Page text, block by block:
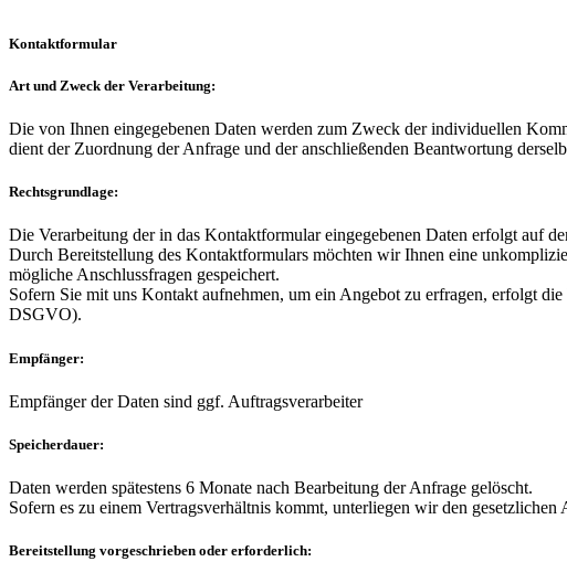
Kontaktformular
Art und Zweck der Verarbeitung:
Die von Ihnen eingegebenen Daten werden zum Zweck der individuellen
dient der Zuordnung der Anfrage und der anschließenden Beantwortung
Rechtsgrundlage:
Die Verarbeitung der in das Kontaktformular eingegebenen Daten erfolgt auf
Durch Bereitstellung des Kontaktformulars möchten wir Ihnen eine
mögliche Anschlussfragen gespeichert.
Sofern Sie mit uns Kontakt aufnehmen, um ein Angebot zu erfragen, erfolgt
DSGVO).
Empfänger:
Empfänger der Daten sind ggf. Auftragsverarbeiter
Speicherdauer:
Daten werden spätestens 6 Monate nach Bearbeitung der Anfrage gelöscht.
Sofern es zu einem Vertragsverhältnis kommt, unterliegen wir den
Bereitstellung vorgeschrieben oder erforderlich: